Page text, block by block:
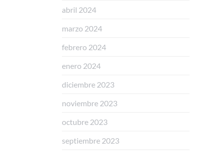
abril 2024
marzo 2024
febrero 2024
enero 2024
diciembre 2023
noviembre 2023
octubre 2023
septiembre 2023